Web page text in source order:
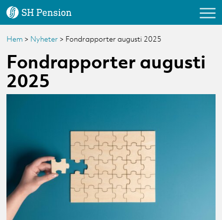
Vårt erbjudande
Nyheter & Tips
Förmedlare
Hem > Nyheter > Fondrapporter augusti 2025
Fondrapporter augusti
2025